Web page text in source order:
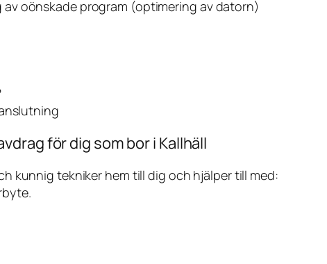
oönskade program (optimering av datorn)
för dig som bor i Kallhäll
kunnig tekniker hem till dig och hjälper till med: